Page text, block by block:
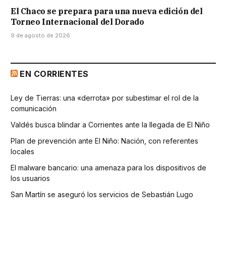
El Chaco se prepara para una nueva edición del
Torneo Internacional del Dorado
9 de agosto de 2026
EN CORRIENTES
Ley de Tierras: una «derrota» por subestimar el rol de la
comunicación
Valdés busca blindar a Corrientes ante la llegada de El Niño
Plan de prevención ante El Niño: Nación, con referentes
locales
El malware bancario: una amenaza para los dispositivos de
los usuarios
San Martín se aseguró los servicios de Sebastián Lugo